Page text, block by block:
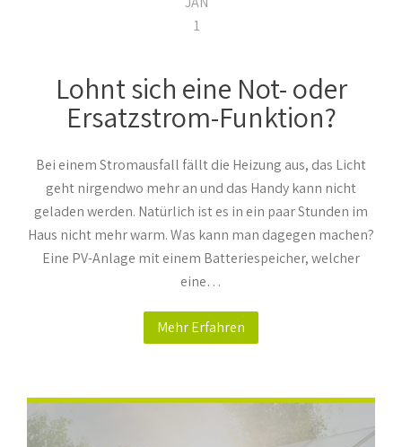
1
Lohnt sich eine Not- oder
Ersatzstrom-Funktion?
Bei einem Stromausfall fällt die Heizung aus, das Licht
geht nirgendwo mehr an und das Handy kann nicht
geladen werden. Natürlich ist es in ein paar Stunden im
Haus nicht mehr warm. Was kann man dagegen machen?
Eine PV-Anlage mit einem Batteriespeicher, welcher
eine…
Mehr Erfahren